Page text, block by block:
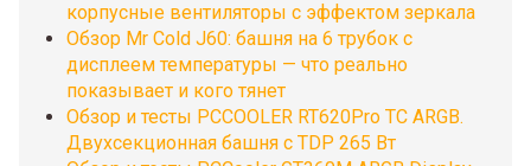
корпусные вентиляторы с эффектом зеркала
Обзор Mr Cold J60: башня на 6 трубок с
дисплеем температуры — что реально
показывает и кого тянет
Обзор и тесты PCCOOLER RT620Pro TC ARGB.
Двухсекционная башня с TDP 265 Вт